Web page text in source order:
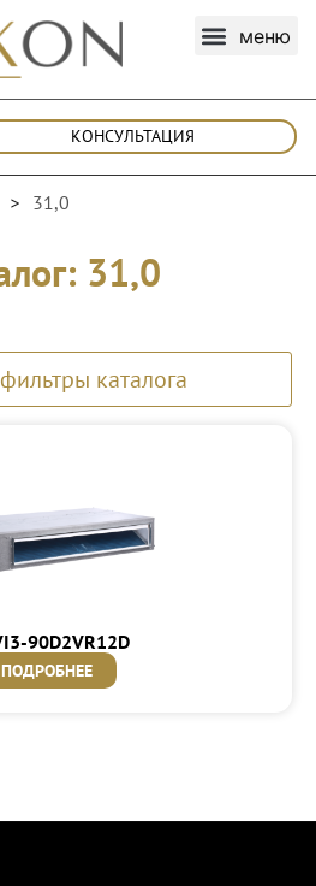
КОНСУЛЬТАЦИЯ
31,0
31,0
каталога
90D2VR12D
ПОДРОБНЕЕ